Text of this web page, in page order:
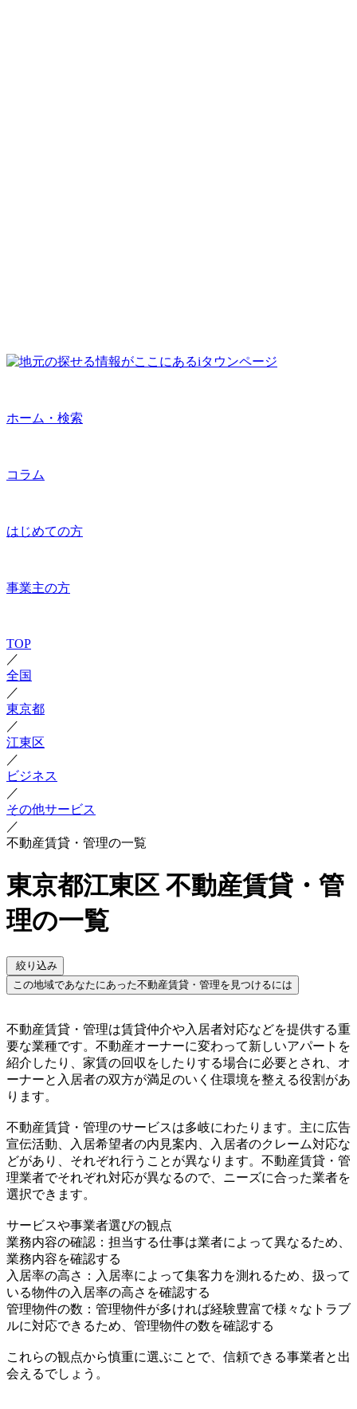
ホーム・検索
コラム
はじめての方
事業主の方
TOP
／
全国
／
東京都
／
江東区
／
ビジネス
／
その他サービス
／
不動産賃貸・管理の一覧
東京都江東区 不動産賃貸・管
理の一覧
絞り込み
この地域であなたにあった不動産賃貸・管理を見つけるには
不動産賃貸・管理は賃貸仲介や入居者対応などを提供する重
要な業種です。不動産オーナーに変わって新しいアパートを
紹介したり、家賃の回収をしたりする場合に必要とされ、オ
ーナーと入居者の双方が満足のいく住環境を整える役割があ
ります。
不動産賃貸・管理のサービスは多岐にわたります。主に広告
宣伝活動、入居希望者の内見案内、入居者のクレーム対応な
どがあり、それぞれ行うことが異なります。不動産賃貸・管
理業者でそれぞれ対応が異なるので、ニーズに合った業者を
選択できます。
サービスや事業者選びの観点
業務内容の確認：担当する仕事は業者によって異なるため、
業務内容を確認する
入居率の高さ：入居率によって集客力を測れるため、扱って
いる物件の入居率の高さを確認する
管理物件の数：管理物件が多ければ経験豊富で様々なトラブ
ルに対応できるため、管理物件の数を確認する
これらの観点から慎重に選ぶことで、信頼できる事業者と出
会えるでしょう。